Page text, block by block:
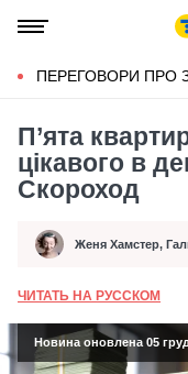
ПЕРЕГОВОРИ ПРО
П’ята
цікавого в
Скороход
Автор Женя Хамстер,
Дата публікації
ЧИТАТЬ НА РУССКОМ
Новина оновлена 05